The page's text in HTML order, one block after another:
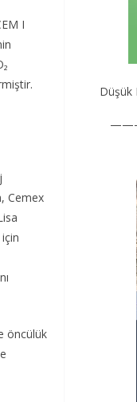
I
Cemex
öncülük
Düşük